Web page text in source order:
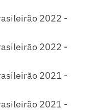
2022 -
2022 -
2021 -
2021 -